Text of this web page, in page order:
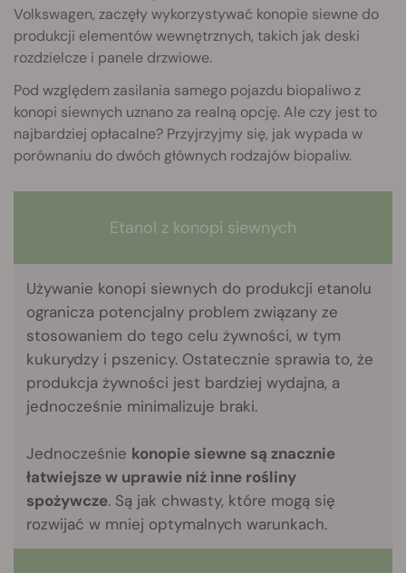
Volkswagen, zaczęły wykorzystywać konopie siewne do
produkcji elementów wewnętrznych, takich jak deski
rozdzielcze i panele drzwiowe.
Pod względem zasilania samego pojazdu biopaliwo z
konopi siewnych uznano za realną opcję. Ale czy jest to
najbardziej opłacalne? Przyjrzyjmy się, jak wypada w
porównaniu do dwóch głównych rodzajów biopaliw.
Etanol z konopi siewnych
Używanie konopi siewnych do produkcji etanolu
ogranicza potencjalny problem związany ze
stosowaniem do tego celu żywności, w tym
kukurydzy i pszenicy. Ostatecznie sprawia to, że
produkcja żywności jest bardziej wydajna, a
jednocześnie minimalizuje braki.
Jednocześnie konopie siewne są znacznie
łatwiejsze w uprawie niż inne rośliny
spożywcze. Są jak chwasty, które mogą się
rozwijać w mniej optymalnych warunkach.